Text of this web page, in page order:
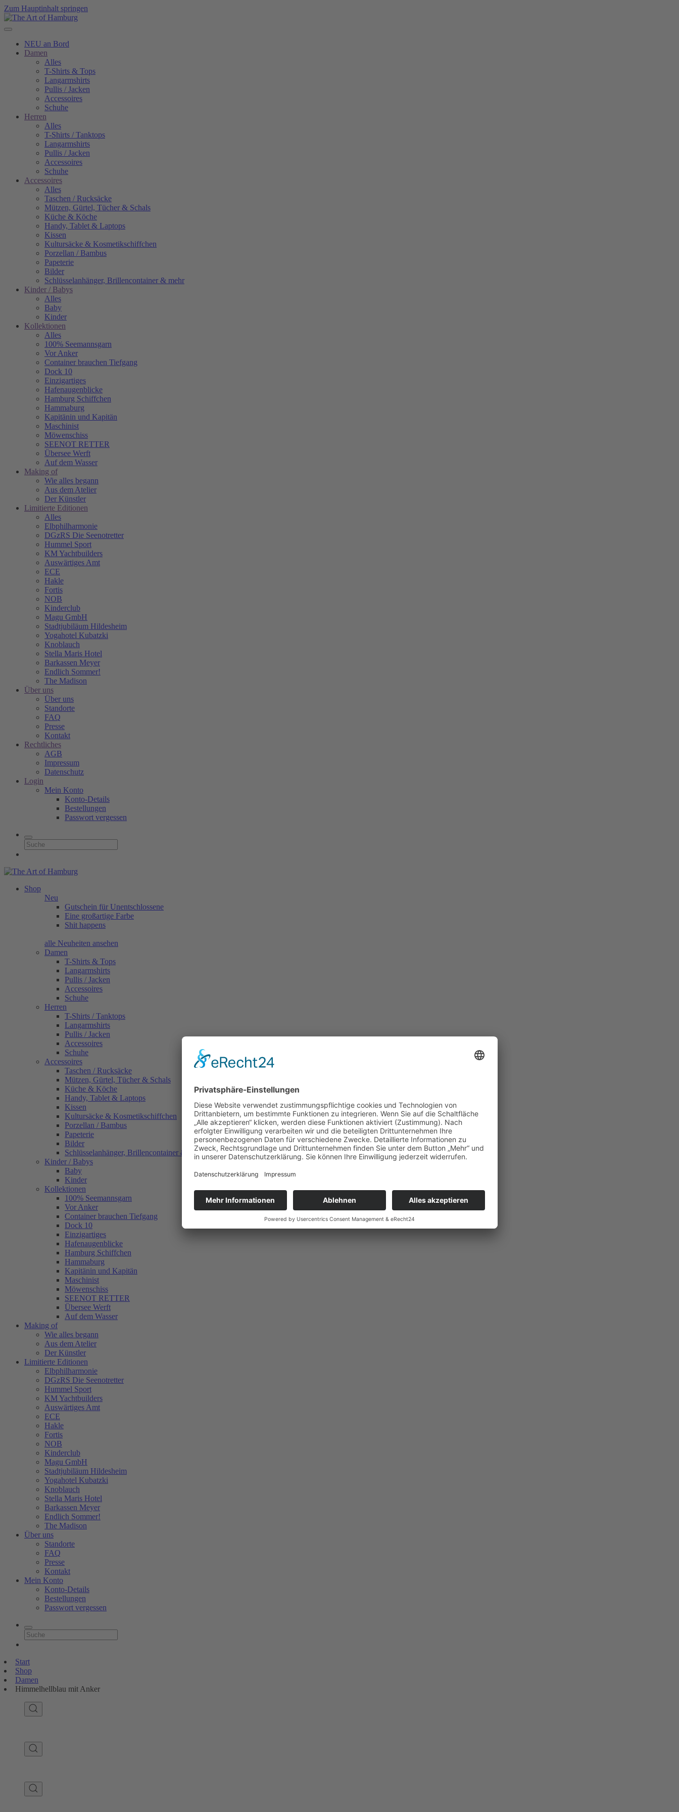
Zum Hauptinhalt springen
NEU an Bord
Damen
Alles
T-Shirts & Tops
Langarmshirts
Pullis / Jacken
Accessoires
Schuhe
Herren
Alles
T-Shirts / Tanktops
Langarmshirts
Pullis / Jacken
Accessoires
Schuhe
Accessoires
Alles
Taschen / Rucksäcke
Mützen, Gürtel, Tücher & Schals
Küche & Köche
Handy, Tablet & Laptops
Kissen
Kultursäcke & Kosmetikschiffchen
Porzellan / Bambus
Papeterie
Bilder
Schlüsselanhänger, Brillencontainer & mehr
Kinder / Babys
Alles
Baby
Kinder
Kollektionen
Alles
100% Seemannsgarn
Vor Anker
Container brauchen Tiefgang
Dock 10
Einzigartiges
Hafenaugen­blicke
Hamburg Schiffchen
Hammaburg
Kapitänin und Kapitän
Maschinist
Möwenschiss
SEENOT RETTER
Übersee Werft
Auf dem Wasser
Making of
Wie alles begann
Aus dem Atelier
Der Künstler
Limitierte Editionen
Alles
Elbphilharmonie
DGzRS Die Seenotretter
Hummel Sport
KM Yachtbuilders
Auswärtiges Amt
ECE
Hakle
Fortis
NOB
Kinderclub
Magu GmbH
Stadtjubiläum Hildesheim
Yogahotel Kubatzki
Knoblauch
Stella Maris Hotel
Barkassen Meyer
Endlich Sommer!
The Madison
Über uns
Über uns
Standorte
FAQ
Presse
Kontakt
Rechtliches
AGB
Impressum
Datenschutz
Login
Mein Konto
Konto-Details
Bestellungen
Passwort vergessen
Shop
Neu
Gutschein für Unentschlossene
Eine großartige Farbe
Shit happens
alle Neuheiten ansehen
Damen
T-Shirts & Tops
Langarmshirts
Pullis / Jacken
Accessoires
Schuhe
Herren
T-Shirts / Tanktops
Langarmshirts
Pullis / Jacken
Accessoires
Schuhe
Accessoires
Taschen / Rucksäcke
Mützen, Gürtel, Tücher & Schals
Küche & Köche
Handy, Tablet & Laptops
Kissen
Kultursäcke & Kosmetikschiffchen
Porzellan / Bambus
Papeterie
Bilder
Schlüsselanhänger, Brillencontainer & mehr
Kinder / Babys
Baby
Kinder
Kollektionen
100% Seemannsgarn
Vor Anker
Container brauchen Tiefgang
Dock 10
Einzigartiges
Hafenaugen­blicke
Hamburg Schiffchen
Hammaburg
Kapitänin und Kapitän
Maschinist
Möwenschiss
SEENOT RETTER
Übersee Werft
Auf dem Wasser
Making of
Wie alles begann
Aus dem Atelier
Der Künstler
Limitierte Editionen
Elbphilharmonie
DGzRS Die Seenotretter
Hummel Sport
KM Yachtbuilders
Auswärtiges Amt
ECE
Hakle
Fortis
NOB
Kinderclub
Magu GmbH
Stadtjubiläum Hildesheim
Yogahotel Kubatzki
Knoblauch
Stella Maris Hotel
Barkassen Meyer
Endlich Sommer!
The Madison
Über uns
Standorte
FAQ
Presse
Kontakt
Mein Konto
Konto-Details
Bestellungen
Passwort vergessen
Start
Shop
Damen
Himmelhellblau mit Anker